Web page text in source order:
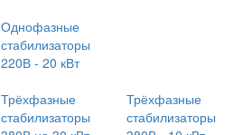
Однофазные
стабилизаторы
220В - 20 кВт
Трёхфазные
стабилизаторы
Трёхфазные
стабилизаторы